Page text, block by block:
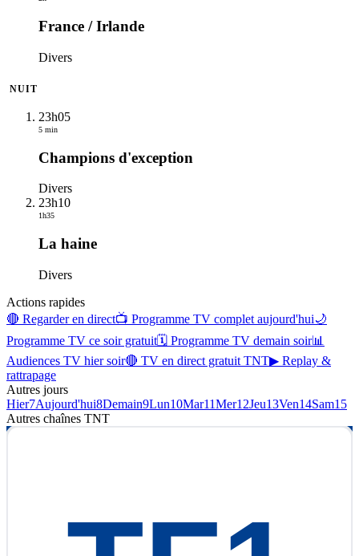
France / Irlande
Divers
NUIT
23h05
5 min
Champions d'exception
Divers
23h10
1h35
La haine
Divers
Actions rapides
🔴 Regarder en direct📺 Programme TV complet aujourd'hui🌙
Programme TV ce soir gratuit🗓 Programme TV demain soir📊
Audiences TV hier soir🔴 TV en direct gratuit TNT▶ Replay &
rattrapage
Autres jours
Hier7Aujourd'hui8Demain9Lun10Mar11Mer12Jeu13Ven14Sam15
Autres chaînes TNT